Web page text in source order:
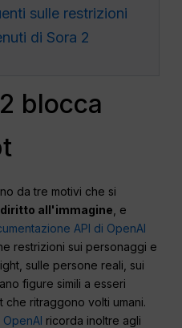
sulle restrizioni
di Sora 2
blocca
da tre motivi che si
diritto all'immagine , e
API di OpenAI
restrizioni sui personaggi e
sulle persone reali, sui
figure simili a esseri
che ritraggono volti umani.
ricorda inoltre agli